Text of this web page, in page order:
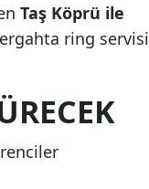
Kars
Kastamonu
Kırklareli
Kırşehir
Taş Köprü ile
ring servisi